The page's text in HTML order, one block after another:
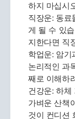
하지 마십시
직장운: 동료
게 될 수 있
지한다면 직
학업운: 암기
논리적인 과
째로 이해하
건강운: 하체
가벼운 산책
것이 컨디션